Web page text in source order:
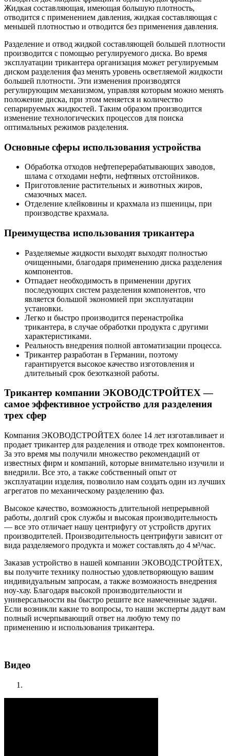
Жидкая составляющая, имеющая большую плотность,
отводится с применением давления, жидкая составляющая с
меньшей плотностью и отводится без применения давления.
Разделение и отвод жидкой составляющей большей плотности
производится с помощью регулируемого диска. Во время
эксплуатации трикантера организация может регулируемым
диском разделения фаз менять уровень осветляемой жидкости
большей плотности. Эти изменения производятся
регулирующим механизмом, управляя которым можно менять
положение диска, при этом меняется и количество
сепарируемых жидкостей. Таким образом производится
изменение технологических процессов для поиска
оптимальных режимов разделения.
Основные сферы использования устройства
Обработка отходов нефтеперерабатывающих заводов,
шлама с отходами нефти, нефтяных отстойников.
Приготовление растительных и животных жиров,
смазочных масел.
Отделение клейковины и крахмала из пшеницы, при
производстве крахмала.
Преимущества использования трикантера
Разделяемые жидкости выходят выходят полностью
очищенными, благодаря применению диска разделения
компонентов.
Отпадает необходимость в применении других
последующих систем разделения компонентов, что
является большой экономией при эксплуатации
установки.
Легко и быстро производится перенастройка
трикантера, в случае обработки продукта с другими
характеристиками.
Реальность внедрения полной автоматизации процесса.
Трикантер разработан в Германии, поэтому
гарантируется высокое качество изготовления и
длительный срок безотказной работы.
Трикантер компании ЭКОВОДСТРОЙТЕХ —
самое эффективное устройство для разделения
трех сфер
Компания ЭКОВОДСТРОЙТЕХ более 14 лет изготавливает и
продает трикантер для разделения и отводе трех компонентов.
За это время мы получили множество рекомендаций от
известных фирм и компаний, которые внимательно изучили и
внедрили. Все это, а также собственный опыт от
эксплуатации изделия, позволило нам создать один из лучших
агрегатов по механическому разделению фаз.
Высокое качество, возможность длительной непрерывной
работы, долгий срок службы и высокая производительность
— все это отличает нашу центрифугу от устройств других
производителей. Производительность центрифуги зависит от
вида разделяемого продукта и может составлять до 4 м³/час.
Заказав устройство в нашей компании ЭКОВОДСТРОЙТЕХ,
вы получите технику полностью удовлетворяющую вашим
индивидуальным запросам, а также возможность внедрения
ноу-хау. Благодаря высокой производительности и
универсальности вы быстро решите все намеченные задачи.
Если возникли какие то вопросы, то наши эксперты дадут вам
полный исчерпывающий ответ на любую тему по
применению и использования трикантера.
Видео